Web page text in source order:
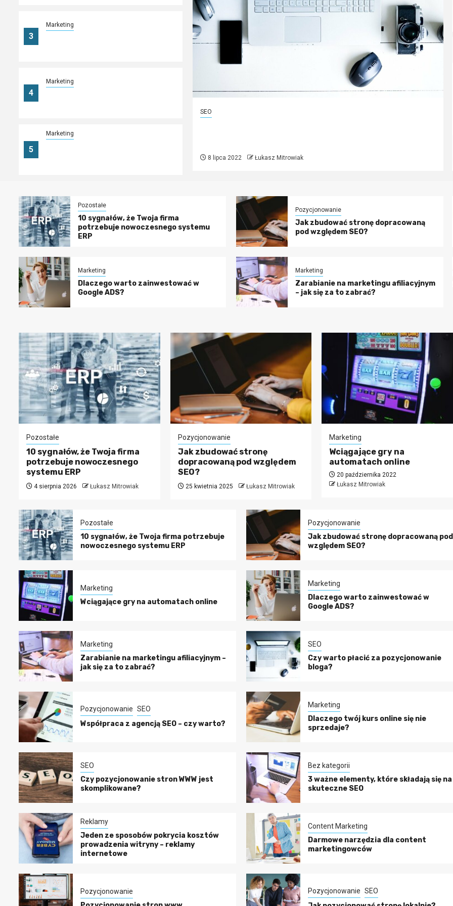
3
Marketing
4
Marketing
5
Marketing
SEO
8 lipca 2022 Łukasz Mitrowiak
Pozostałe
10 sygnałów, że Twoja firma
potrzebuje nowoczesnego systemu
ERP
Pozycjonowanie
Jak zbudować stronę dopracowaną
pod względem SEO?
Marketing
Dlaczego warto zainwestować w
Google ADS?
Marketing
Zarabianie na marketingu afiliacyjnym
– jak się za to zabrać?
Pozostałe
10 sygnałów, że Twoja firma
potrzebuje nowoczesnego
systemu ERP
4 sierpnia 2026 Łukasz Mitrowiak
Pozycjonowanie
Jak zbudować stronę
dopracowaną pod względem
SEO?
25 kwietnia 2025 Łukasz Mitrowiak
Marketing
Wciągające gry na
automatach online
20 października 2022
Łukasz Mitrowiak
Pozostałe
10 sygnałów, że Twoja firma potrzebuje
nowoczesnego systemu ERP
Pozycjonowanie
Jak zbudować stronę dopracowaną pod
względem SEO?
Marketing
Wciągające gry na automatach online
Marketing
Dlaczego warto zainwestować w
Google ADS?
Marketing
Zarabianie na marketingu afiliacyjnym –
jak się za to zabrać?
SEO
Czy warto płacić za pozycjonowanie
bloga?
Pozycjonowanie SEO
Współpraca z agencją SEO – czy warto?
Marketing
Dlaczego twój kurs online się nie
sprzedaje?
SEO
Czy pozycjonowanie stron WWW jest
skomplikowane?
Bez kategorii
3 ważne elementy, które składają się na
skuteczne SEO
Reklamy
Jeden ze sposobów pokrycia kosztów
prowadzenia witryny – reklamy
internetowe
Content Marketing
Darmowe narzędzia dla content
marketingowców
Pozycjonowanie Pozycjonowanie SEO